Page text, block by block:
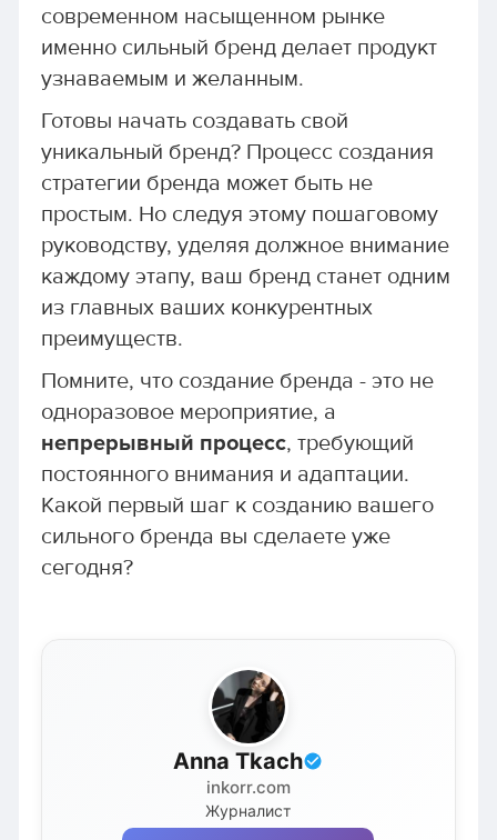
современном насыщенном рынке
именно сильный бренд делает продукт
узнаваемым и желанным.
Готовы начать создавать свой
уникальный бренд? Процесс создания
стратегии бренда может быть не
простым. Но следуя этому пошаговому
руководству, уделяя должное внимание
каждому этапу, ваш бренд станет одним
из главных ваших конкурентных
преимуществ.
Помните, что создание бренда - это не
одноразовое мероприятие, а
непрерывный процесс, требующий
постоянного внимания и адаптации.
Какой первый шаг к созданию вашего
сильного бренда вы сделаете уже
сегодня?
Anna Tkach
inkorr.com
Журналист